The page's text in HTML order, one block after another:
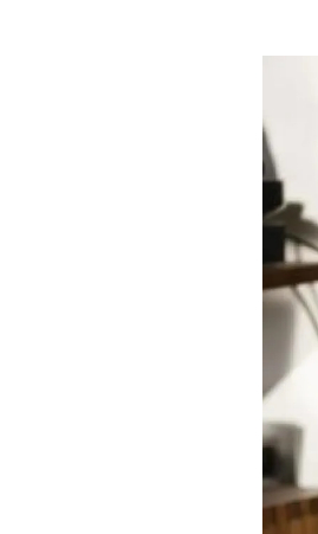
FOTO
VIDEO
TV